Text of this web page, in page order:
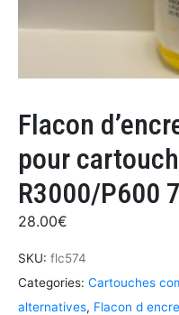
Flacon
pour
R3000/P600
28.00€
SKU: flc574
Categories: Cartouches
alternatives, Flacon d